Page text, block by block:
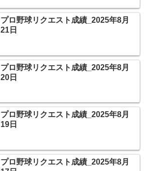
プロ野球リクエスト成績_2025年8月
21日
プロ野球リクエスト成績_2025年8月
20日
プロ野球リクエスト成績_2025年8月
19日
プロ野球リクエスト成績_2025年8月